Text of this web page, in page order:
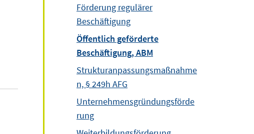
Förderung regulärer
Beschäftigung
Öffentlich geförderte
Beschäftigung, ABM
Strukturanpassungsmaßnahme
n, § 249h AFG
Unternehmensgründungsförde
rung